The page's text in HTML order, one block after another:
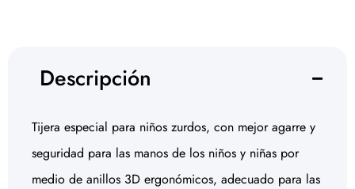
Descripción
Tijera especial para niños zurdos, con mejor agarre y
seguridad para las manos de los niños y niñas por
medio de anillos 3D ergonómicos, adecuado para las